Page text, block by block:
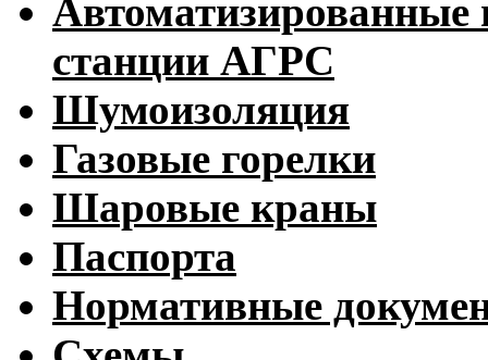
Автоматизированные
станции АГРС
Шумоизоляция
Газовые горелки
Шаровые краны
Паспорта
Нормативные